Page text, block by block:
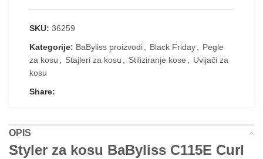
SKU: 36259
Kategorije: BaByliss proizvodi, Black Friday, Pegle
za kosu , Stajleri za kosu , Stiliziranje kose , Uvijači za
kosu
Share:
OPIS
Styler za kosu BaByliss C115E Curl